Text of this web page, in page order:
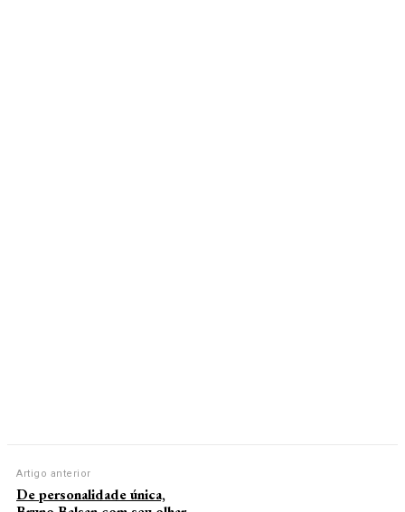
Artigo anterior
De personalidade única,